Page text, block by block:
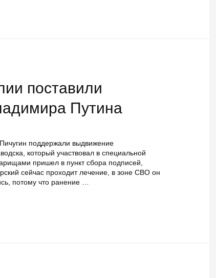
поставили
Путина
поддержали выдвижение
который участвовал в специальной
пришел в пункт сбора подписей,
сейчас проходит лечение, в зоне СВО он
потому что ранение …